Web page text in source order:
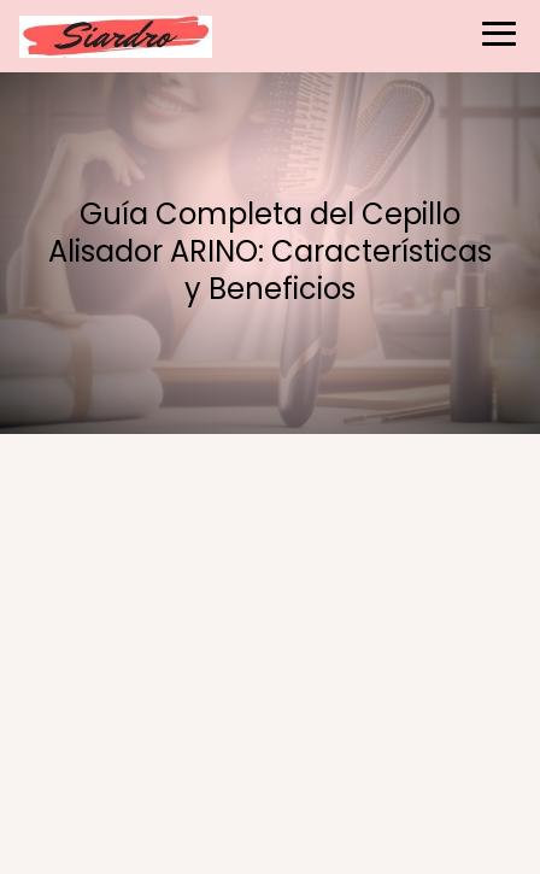
Guía Completa del Cepillo
Alisador ARINO: Características
y Beneficios